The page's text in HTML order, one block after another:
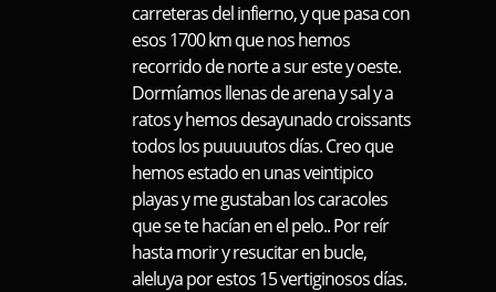
carreteras del infierno, y que pasa con
esos 1700 km que nos hemos
recorrido de norte a sur este y oeste.
Dormíamos llenas de arena y sal y a
ratos y hemos desayunado croissants
todos los puuuuutos días. Creo que
hemos estado en unas veintipico
playas y me gustaban los caracoles
que se te hacían en el pelo.. Por reír
hasta morir y resucitar en bucle,
aleluya por estos 15 vertiginosos días.